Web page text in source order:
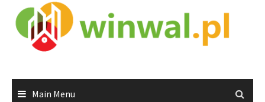
content
Main Menu